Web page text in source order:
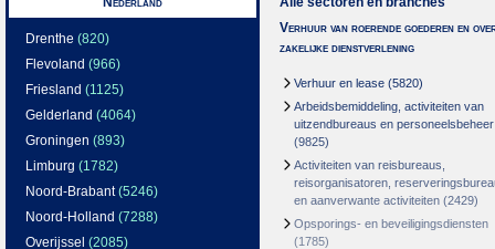
Drenthe (820)
Flevoland (966)
Friesland (1125)
Gelderland (4064)
Groningen (893)
Limburg (1782)
Noord-Brabant(5246)
Noord-Holland (7288)
Overijssel (2085)
Verhuur van roerende goederen en
zakelijke dienstverlening
Verhuur en lease (5820)
Arbeidsbemiddeling, activiteiten van
uitzendbureaus en personeelsbeheer
(9825)
Activiteiten van reisbureaus,
reisorganisatoren,
en aanverwante activiteiten (2429)
Opsporings- en beveiligingsdiensten
(1785)